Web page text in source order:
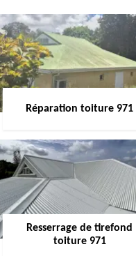
Réparation toiture 971
Resserrage de tirefond
toiture 971